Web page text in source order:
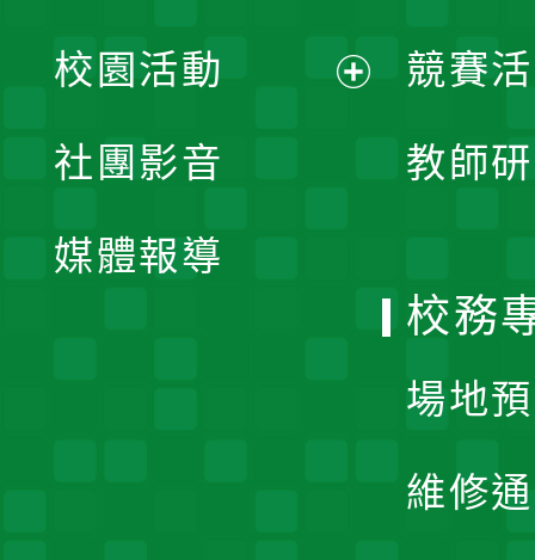
競賽
教師
開
校園活動
社團影音
媒體報導
校務
場地
維修